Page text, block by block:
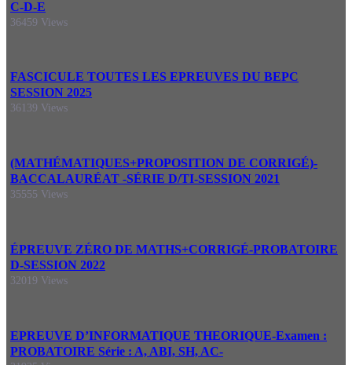
C-D-E
36459 Views
FASCICULE TOUTES LES EPREUVES DU BEPC
SESSION 2025
36139 Views
(MATHÉMATIQUES+PROPOSITION DE CORRIGÉ)-
BACCALAURÉAT -SÉRIE D/TI-SESSION 2021
35555 Views
ÉPREUVE ZÉRO DE MATHS+CORRIGÉ-PROBATOIRE
D-SESSION 2022
32019 Views
EPREUVE D’INFORMATIQUE THEORIQUE-Examen :
PROBATOIRE Série : A, ABI, SH, AC-